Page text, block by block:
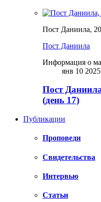
Пост Даниила,
Пост Даниила
Информация о
янв 10 2025
Пост
(день 17)
Публикации
Проповеди
Свидетельства
Интервью
Статьи